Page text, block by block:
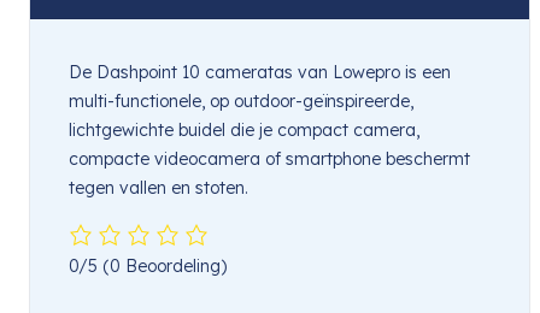
De Dashpoint 10 cameratas van Lowepro is een
multi-functionele, op outdoor-geïnspireerde,
lichtgewichte buidel die je compact camera,
compacte videocamera of smartphone beschermt
tegen vallen en stoten.
0/5 (0 Beoordeling)